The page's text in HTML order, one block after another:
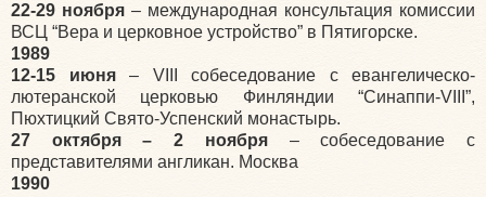
22-29 ноября – международная консультация комиссии
ВСЦ “Вера и церковное устройство” в Пятигорске.
1989
12-15 июня– VIII собеседование с евангелическо-
лютеранской церковью Финляндии “Синаппи-VIII”,
Пюхтицкий Свято-Успенский монастырь.
27 октября – 2 ноября– собеседование с
представителями англикан. Москва
1990